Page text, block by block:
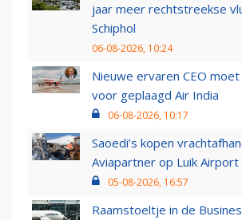
jaar meer rechtstreekse
Schiphol
06-08-2026, 10:24
Nieuwe ervaren CEO
voor geplaagd Air India
06-08-2026, 10:17
Saoedi’s kopen
Aviapartner op Luik Airport
05-08-2026, 16:57
Raamstoeltje in de